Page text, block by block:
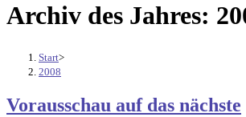
Archiv des Jahres:
Start>
2008
Vorausschau auf das nächste